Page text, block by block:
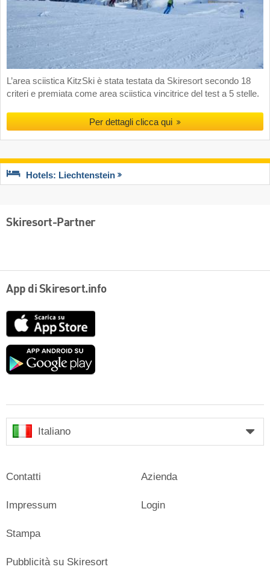
L’area sciistica KitzSki è stata testata da Skiresort secondo 18
criteri e premiata come area sciistica vincitrice del test a 5 stelle.
Per dettagli clicca qui
Hotels: Liechtenstein
Skiresort-Partner
App di Skiresort.info
Google
Italiano
Contatti
Impressum
Stampa
Azienda
Login
Pubblicità su Skiresort